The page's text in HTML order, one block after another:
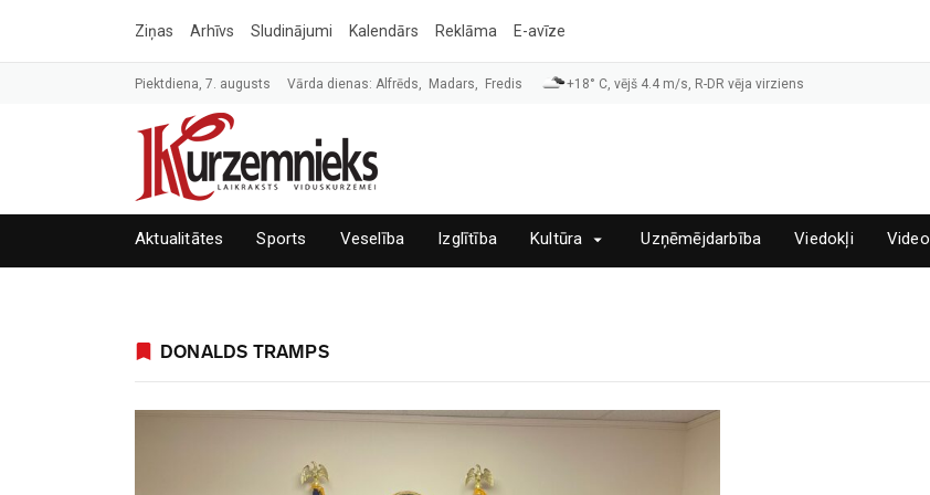
Ziņas Arhīvs Sludinājumi Kalendārs Reklāma E-avīze
Piektdiena, 7. augusts Vārda dienas: Alfrēds, Madars, Fredis +18° C, vējš 4.4 m/s, R-DR vēja virziens
Aktualitātes Sports Veselība Izglītība Kultūra Uzņēmējdarbība Viedokļi Video
DONALDS TRAMPS